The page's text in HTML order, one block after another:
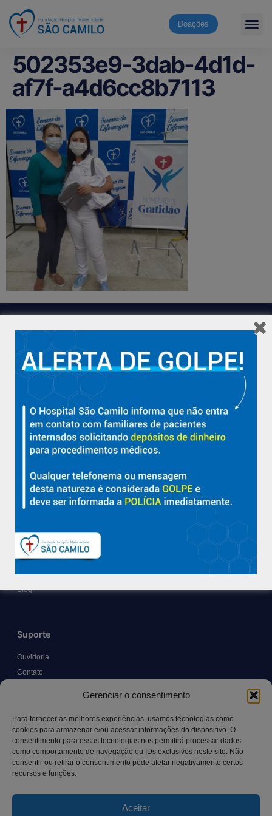
Gerenciar o consentimento
Para fornecer as melhores experiências, usamos tecnologias como
cookies para armazenar e/ou acessar informações do dispositivo. O
consentimento para essas tecnologias nos permitirá processar dados
como comportamento de navegação ou IDs exclusivos neste site. Não
consentir ou retirar o consentimento pode afetar negativamente certos
recursos e funções.
Aceitar
Doações
502353e9-3dab-4d1d-
af7f-a4d6cc8b7113
Hospital São Camilo – há mais de 50 anos cuidando da saúde
com qualidade, acolhimento e compromisso com a vida em
Aracruz e região.
Sobre
Diretorias
Políticas e Normas
Trabalhe Conosco
Blog
Suporte
Ouvidoria
Contato
Canal LGPD e Segurança da Informação
Contato